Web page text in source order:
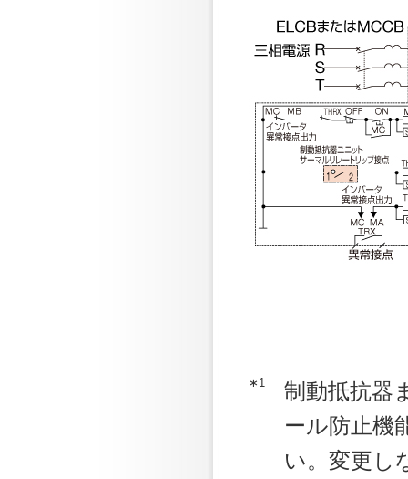
∗1
制動抵抗器
ール防止機
い。変更し